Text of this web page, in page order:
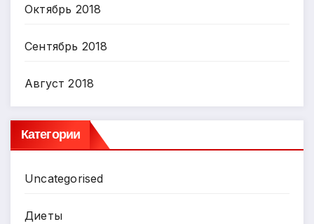
Октябрь 2018
Сентябрь 2018
Август 2018
Категории
Uncategorised
Диеты